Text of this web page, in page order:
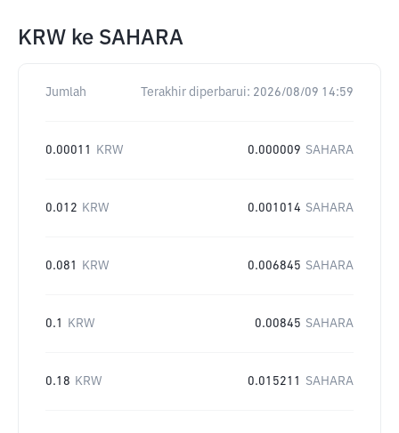
KRW ke SAHARA
Jumlah Terakhir diperbarui: 2026/08/09 14:59
0.00011 KRW 0.000009 SAHARA
0.012 KRW 0.001014 SAHARA
0.081 KRW 0.006845 SAHARA
0.1 KRW 0.00845 SAHARA
0.18 KRW 0.015211 SAHARA